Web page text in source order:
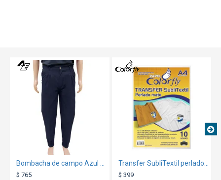
TEXTTRANSPARENTE
$ 765 $ 399